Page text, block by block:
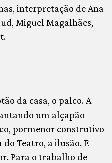
interpretação de Ana
Miguel Magalhães,
da casa, o palco. A
um alçapão
pormenor construtivo
Teatro, a ilusão. E
Para o trabalho de